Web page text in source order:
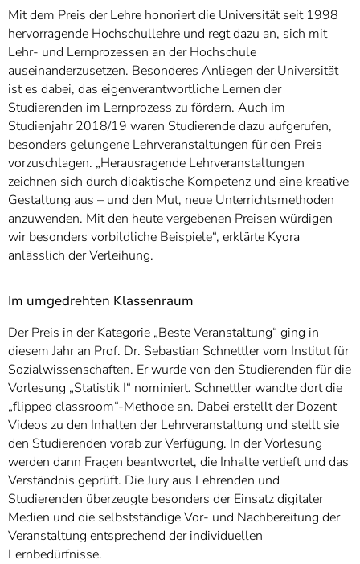
Mit dem Preis der Lehre honoriert die Universität seit 1998
hervorragende Hochschullehre und regt dazu an, sich mit
Lehr- und Lernprozessen an der Hochschule
auseinanderzusetzen. Besonderes Anliegen der Universität
ist es dabei, das eigenverantwortliche Lernen der
Studierenden im Lernprozess zu fördern. Auch im
Studienjahr 2018/19 waren Studierende dazu aufgerufen,
besonders gelungene Lehrveranstaltungen für den Preis
vorzuschlagen. „Herausragende Lehrveranstaltungen
zeichnen sich durch didaktische Kompetenz und eine kreative
Gestaltung aus – und den Mut, neue Unterrichtsmethoden
anzuwenden. Mit den heute vergebenen Preisen würdigen
wir besonders vorbildliche Beispiele“, erklärte Kyora
anlässlich der Verleihung.
Im umgedrehten Klassenraum
Der Preis in der Kategorie „Beste Veranstaltung“ ging in
diesem Jahr an Prof. Dr. Sebastian Schnettler vom Institut für
Sozialwissenschaften. Er wurde von den Studierenden für die
Vorlesung „Statistik I“ nominiert. Schnettler wandte dort die
„flipped classroom“-Methode an. Dabei erstellt der Dozent
Videos zu den Inhalten der Lehrveranstaltung und stellt sie
den Studierenden vorab zur Verfügung. In der Vorlesung
werden dann Fragen beantwortet, die Inhalte vertieft und das
Verständnis geprüft. Die Jury aus Lehrenden und
Studierenden überzeugte besonders der Einsatz digitaler
Medien und die selbstständige Vor- und Nachbereitung der
Veranstaltung entsprechend der individuellen
Lernbedürfnisse.